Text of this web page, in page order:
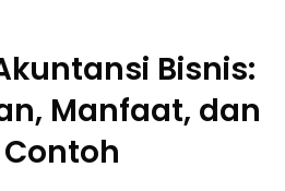
Bisnis:
Manfaat, dan
Contoh